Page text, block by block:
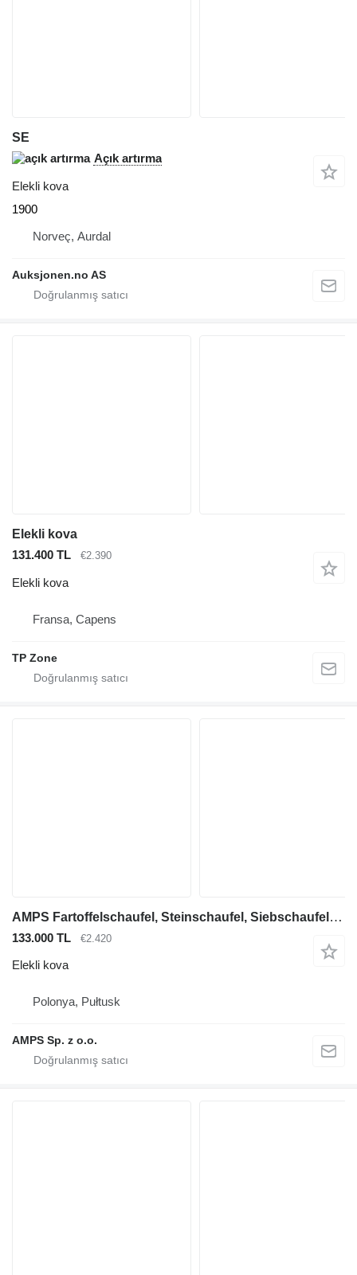
SE
Açık artırma
Elekli kova
1900
Norveç, Aurdal
Auksjonen.no AS
Elekli kova
131.400 TL
€2.390
Elekli kova
Fransa, Capens
TP Zone
AMPS Fartoffelschaufel, Steinschaufel, Siebschaufel 2,50m/ 2,20m3
133.000 TL €2.420
Elekli kova
Polonya, Pułtusk
AMPS Sp. z o.o.